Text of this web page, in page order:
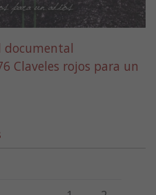
documental
Claveles rojos para un
Viernes Sábado